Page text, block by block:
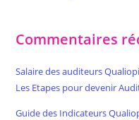
Commentaires
Salaire des auditeurs
Les Etapes pour devenir
Guide des Indicateurs